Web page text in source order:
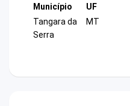
Município
Tangara da
Serra
UF
MT